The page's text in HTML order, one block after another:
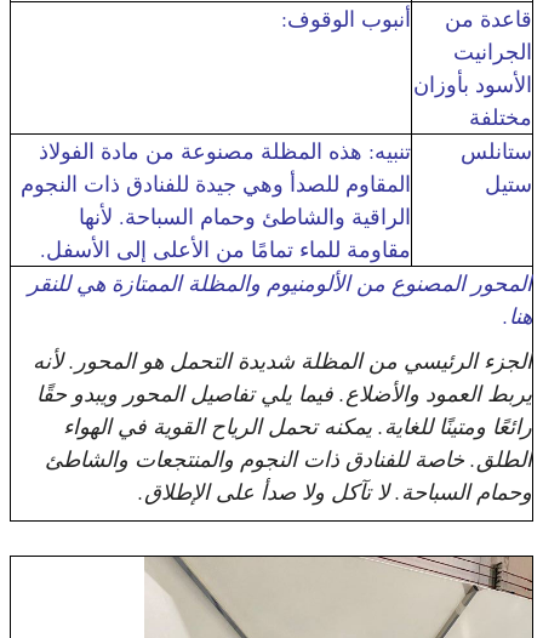
قاعدة من
الجرانيت
الأسود بأوزان
مختلفة
أنبوب الوقوف:
ستانلس
ستيل
تنبيه: هذه المظلة مصنوعة من مادة الفولاذ
المقاوم للصدأ وهي جيدة للفنادق ذات النجوم
الراقية والشاطئ وحمام السباحة. لأنها
مقاومة للماء تمامًا من الأعلى إلى الأسفل.
المحور المصنوع من الألومنيوم والمظلة الممتازة هي للنقر
هنا.
الجزء الرئيسي من المظلة شديدة التحمل هو المحور. لأنه
يربط العمود والأضلاع. فيما يلي تفاصيل المحور ويبدو حقًا
رائعًا ومتينًا للغاية. يمكنه تحمل الرياح القوية في الهواء
الطلق. خاصة للفنادق ذات النجوم والمنتجعات والشاطئ
وحمام السباحة. لا تآكل ولا صدأ على الإطلاق.